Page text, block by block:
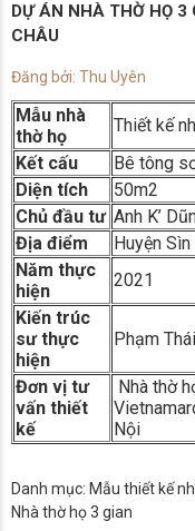
DỰ ÁN NHÀ THỜ HỌ 3
CHÂU
Đăng bởi: Thu Uyên
Mẫu nhà
thờ họ
Thiết kế
Kết cấu
Bê tông
Diện tích
50m2
Chủ đầu tư Anh K’
Địa điểm
Huyện Sìn
Năm thực
hiện
2021
Kiến trúc
sư thực
hiện
Phạm
Đơn vị tư
vấn thiết
kế
Nhà thờ
Nội
Danh mục: Mẫu thiết kế
Nhà thờ họ 3 gian